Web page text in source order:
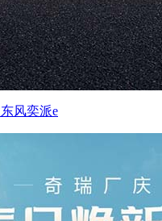
风奕派e